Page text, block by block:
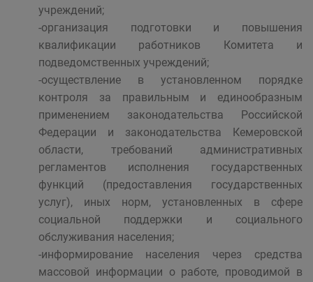
учреждений;
-организация подготовки и повышения
квалификации работников Комитета и
подведомственных учреждений;
-осуществление в установленном порядке
контроля за правильным и единообразным
применением законодательства Российской
Федерации и законодательства Кемеровской
области, требований административных
регламентов исполнения государственных
функций (предоставления государственных
услуг), иных норм, установленных в сфере
социальной поддержки и социального
обслуживания населения;
-информирование населения через средства
массовой информации о работе, проводимой в